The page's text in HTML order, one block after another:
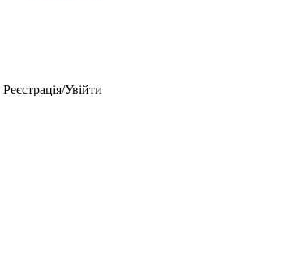
Реєстрація/Увійти